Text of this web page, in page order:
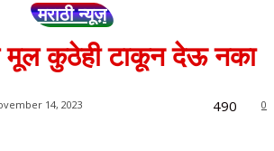
मराठी न्यूज़
कुठेही टाकून देऊ नका
14, 2023 0
490